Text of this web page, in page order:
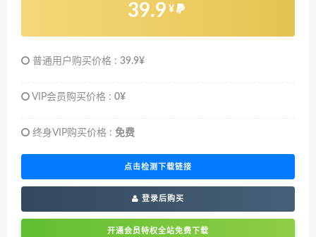
39.9 ¥
普通用户购买价格 : 39.9¥
VIP会员购买价格 : 0¥
终身VIP购买价格 : 免费
点击检测下载链接
登录后购买
开通会员特权全站免费下载